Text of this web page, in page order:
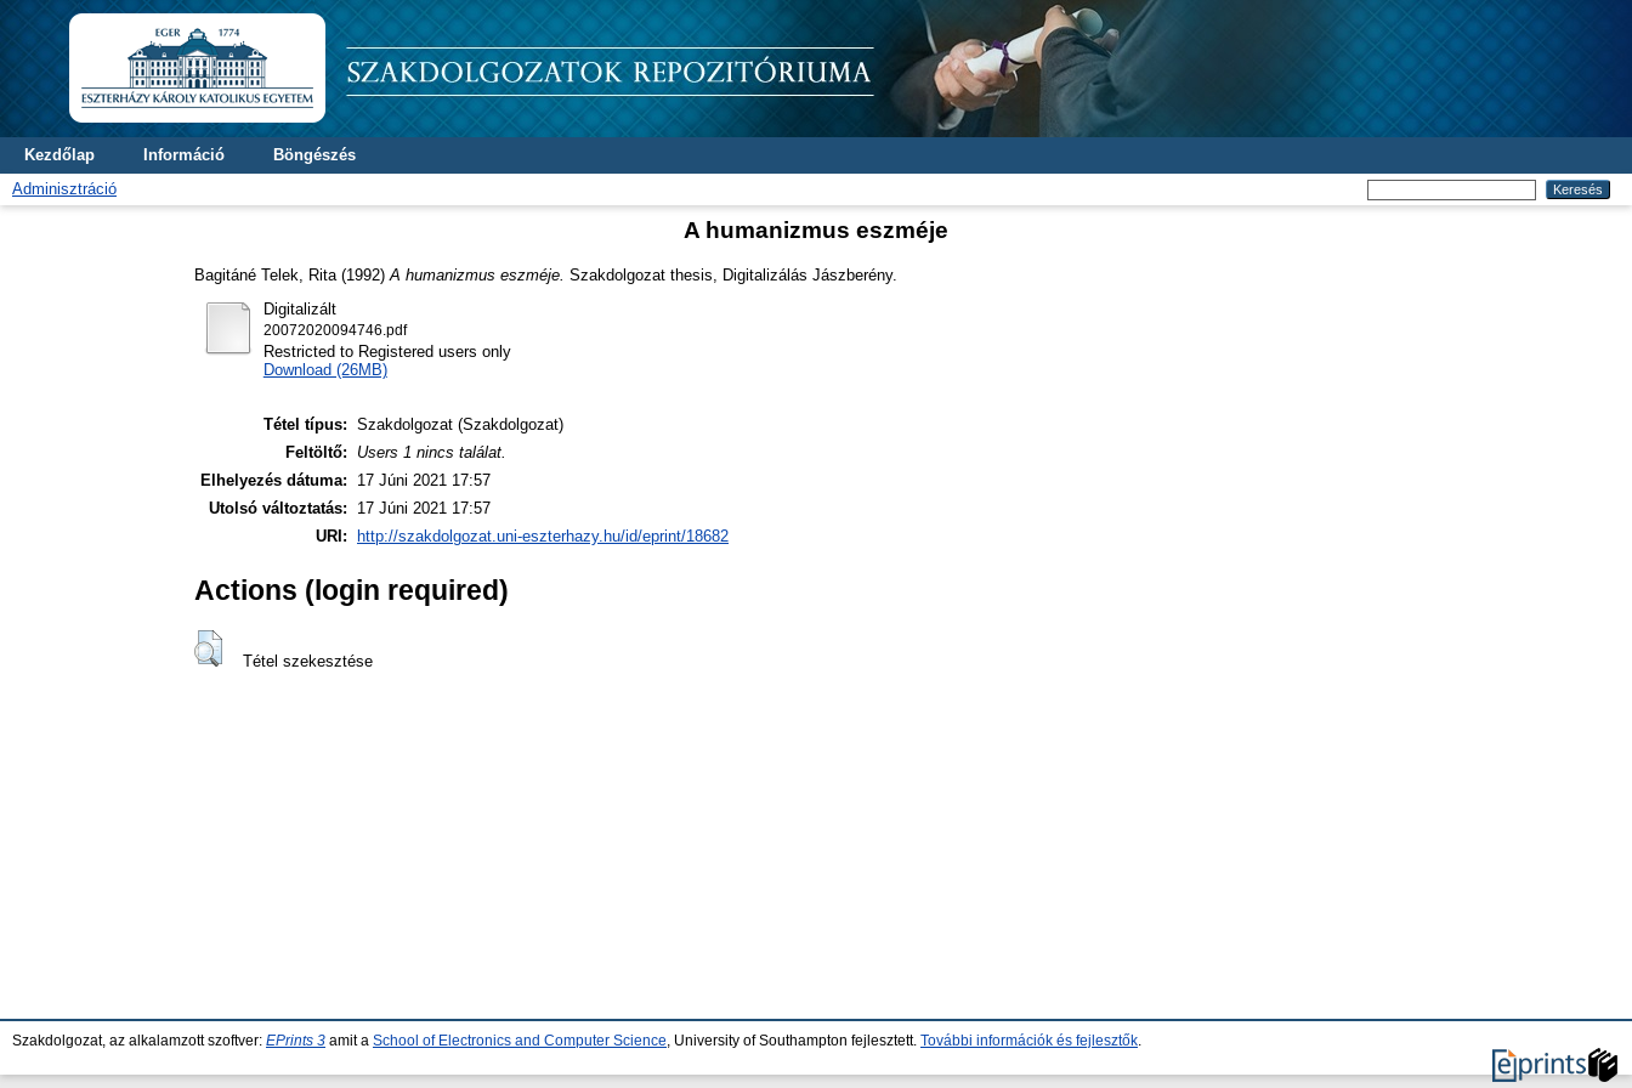
Kezdőlap Információ
Böngészés
Adminisztráció
A humanizmus eszméje
Bagitáné Telek, Rita (1992) A humanizmus eszméje. Szakdolgozat thesis, Digitalizálás Jászberény.
Digitalizált
20072020094746.pdf
Restricted to Registered users only
Download (26MB)
Tétel típus: Szakdolgozat (Szakdolgozat)
Feltöltő:
Users 1 nincs találat.
Elhelyezés dátuma:
17 Júni 2021 17:57
Utolsó változtatás:
17 Júni 2021 17:57
URI:
http://szakdolgozat.uni-eszterhazy.hu/id/eprint/18682
Actions (login required)
Tétel szekesztése
Szakdolgozat, az alkalamzott szoftver: EPrints 3 amit a School of Electronics and Computer Science , University of Southampton fejlesztett. További információk és fejlesztők